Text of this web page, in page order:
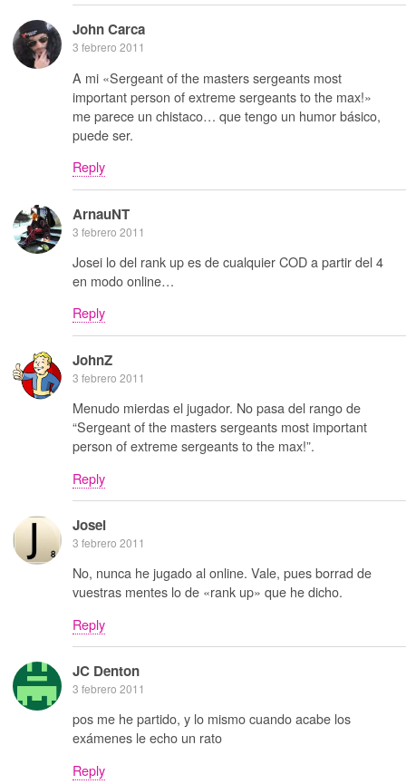
John Carca
3 febrero 2011
A mi «Sergeant of the masters sergeants most
important person of extreme sergeants to the max!»
me parece un chistaco… que tengo un humor básico,
puede ser.
Reply
ArnauNT
3 febrero 2011
Josei lo del rank up es de cualquier COD a partir del 4
en modo online…
Reply
JohnZ
3 febrero 2011
Menudo mierdas el jugador. No pasa del rango de
“Sergeant of the masters sergeants most important
person of extreme sergeants to the max!”.
Reply
Josei
3 febrero 2011
No, nunca he jugado al online. Vale, pues borrad de
vuestras mentes lo de «rank up» que he dicho.
Reply
JC Denton
3 febrero 2011
pos me he partido, y lo mismo cuando acabe los
exámenes le echo un rato
Reply